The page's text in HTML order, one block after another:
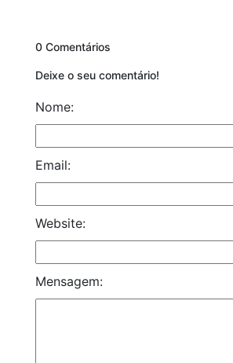
0 Comentários
Deixe o seu comentário!
Nome:
Email:
Website:
Mensagem: